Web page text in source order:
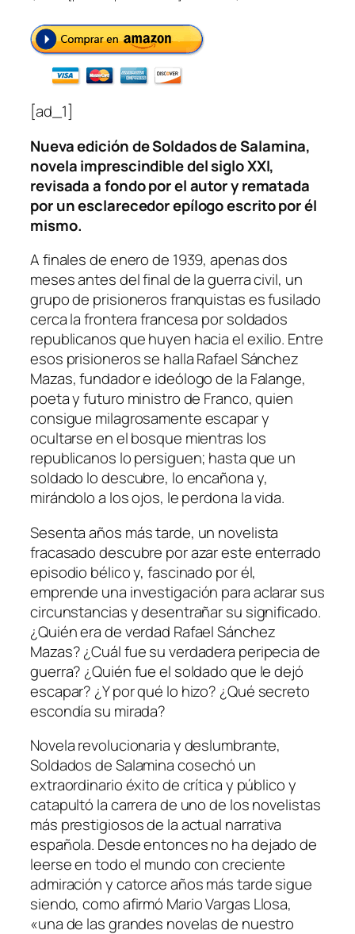
[ad_1]
Nueva edición deSoldados de Salamina,
novela imprescindible del siglo XXI,
revisada a fondo por el autor y rematada
por un esclarecedor epílogo escrito por él
mismo.
A finales de enero de 1939, apenas dos
meses antes del final de la guerra civil, un
grupo de prisioneros franquistas es fusilado
cerca la frontera francesa por soldados
republicanos que huyen hacia el exilio. Entre
esos prisioneros se halla Rafael Sánchez
Mazas, fundador e ideólogo de la Falange,
poeta y futuro ministro de Franco, quien
consigue milagrosamente escapar y
ocultarse en el bosque mientras los
republicanos lo persiguen; hasta que un
soldado lo descubre, lo encañona y,
mirándolo a los ojos, le perdona la vida.
Sesenta años más tarde, un novelista
fracasado descubre por azar este enterrado
episodio bélico y, fascinado por él,
emprende una investigación para aclarar sus
circunstancias y desentrañar su significado.
¿Quién era de verdad Rafael Sánchez
Mazas? ¿Cuál fue su verdadera peripecia de
guerra? ¿Quién fue el soldado que le dejó
escapar? ¿Y por qué lo hizo? ¿Qué secreto
escondía su mirada?
Novela revolucionaria y deslumbrante,
Soldados de Salaminacosechó un
extraordinario éxito de crítica y público y
catapultó la carrera de uno de los novelistas
más prestigiosos de la actual narrativa
española. Desde entonces no ha dejado de
leerse en todo el mundo con creciente
admiración y catorce años más tarde sigue
siendo, como afirmó Mario Vargas Llosa,
«una de las grandes novelas de nuestro